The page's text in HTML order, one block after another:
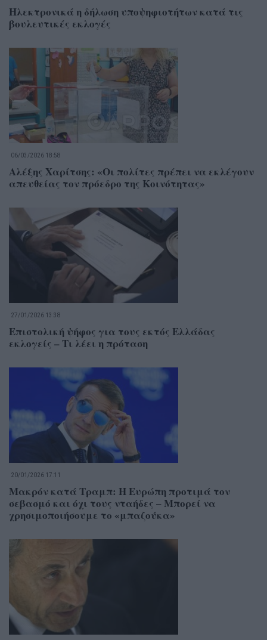
Ηλεκτρονικά η δήλωση υποψηφιοτήτων κατά τις
βουλευτικές εκλογές
06/03/2026 18:58
Αλέξης Χαρίτσης: «Οι πολίτες πρέπει να εκλέγουν
απευθείας τον πρόεδρο της Κοινότητας»
27/01/2026 13:38
Επιστολική ψήφος για τους εκτός Ελλάδας
εκλογείς – Τι λέει η πρόταση
20/01/2026 17:11
Μακρόν κατά Τραμπ: Η Ευρώπη προτιμά τον
σεβασμό και όχι τους νταήδες – Μπορεί να
χρησιμοποιήσουμε το «μπαζούκα»